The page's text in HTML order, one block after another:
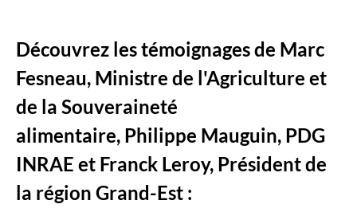
Découvrez les témoignages de Marc
Fesneau, Ministre de l'Agriculture et
de la Souveraineté
alimentaire, Philippe Mauguin, PDG
INRAE et Franck Leroy, Président de
la région Grand-Est :